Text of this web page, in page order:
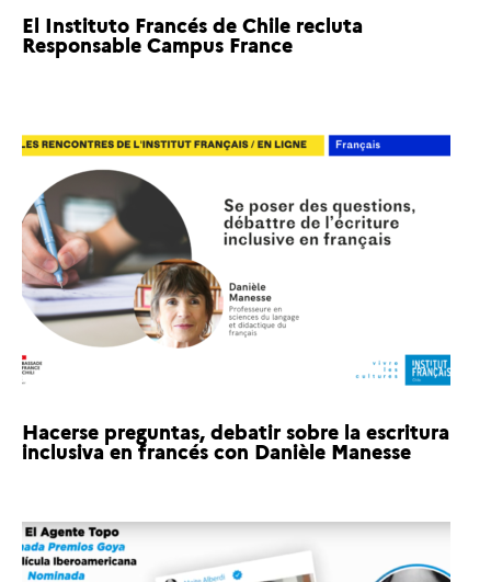
El Instituto Francés de Chile recluta
Responsable Campus France
Hacerse preguntas, debatir sobre la escritura
inclusiva en francés con Danièle Manesse